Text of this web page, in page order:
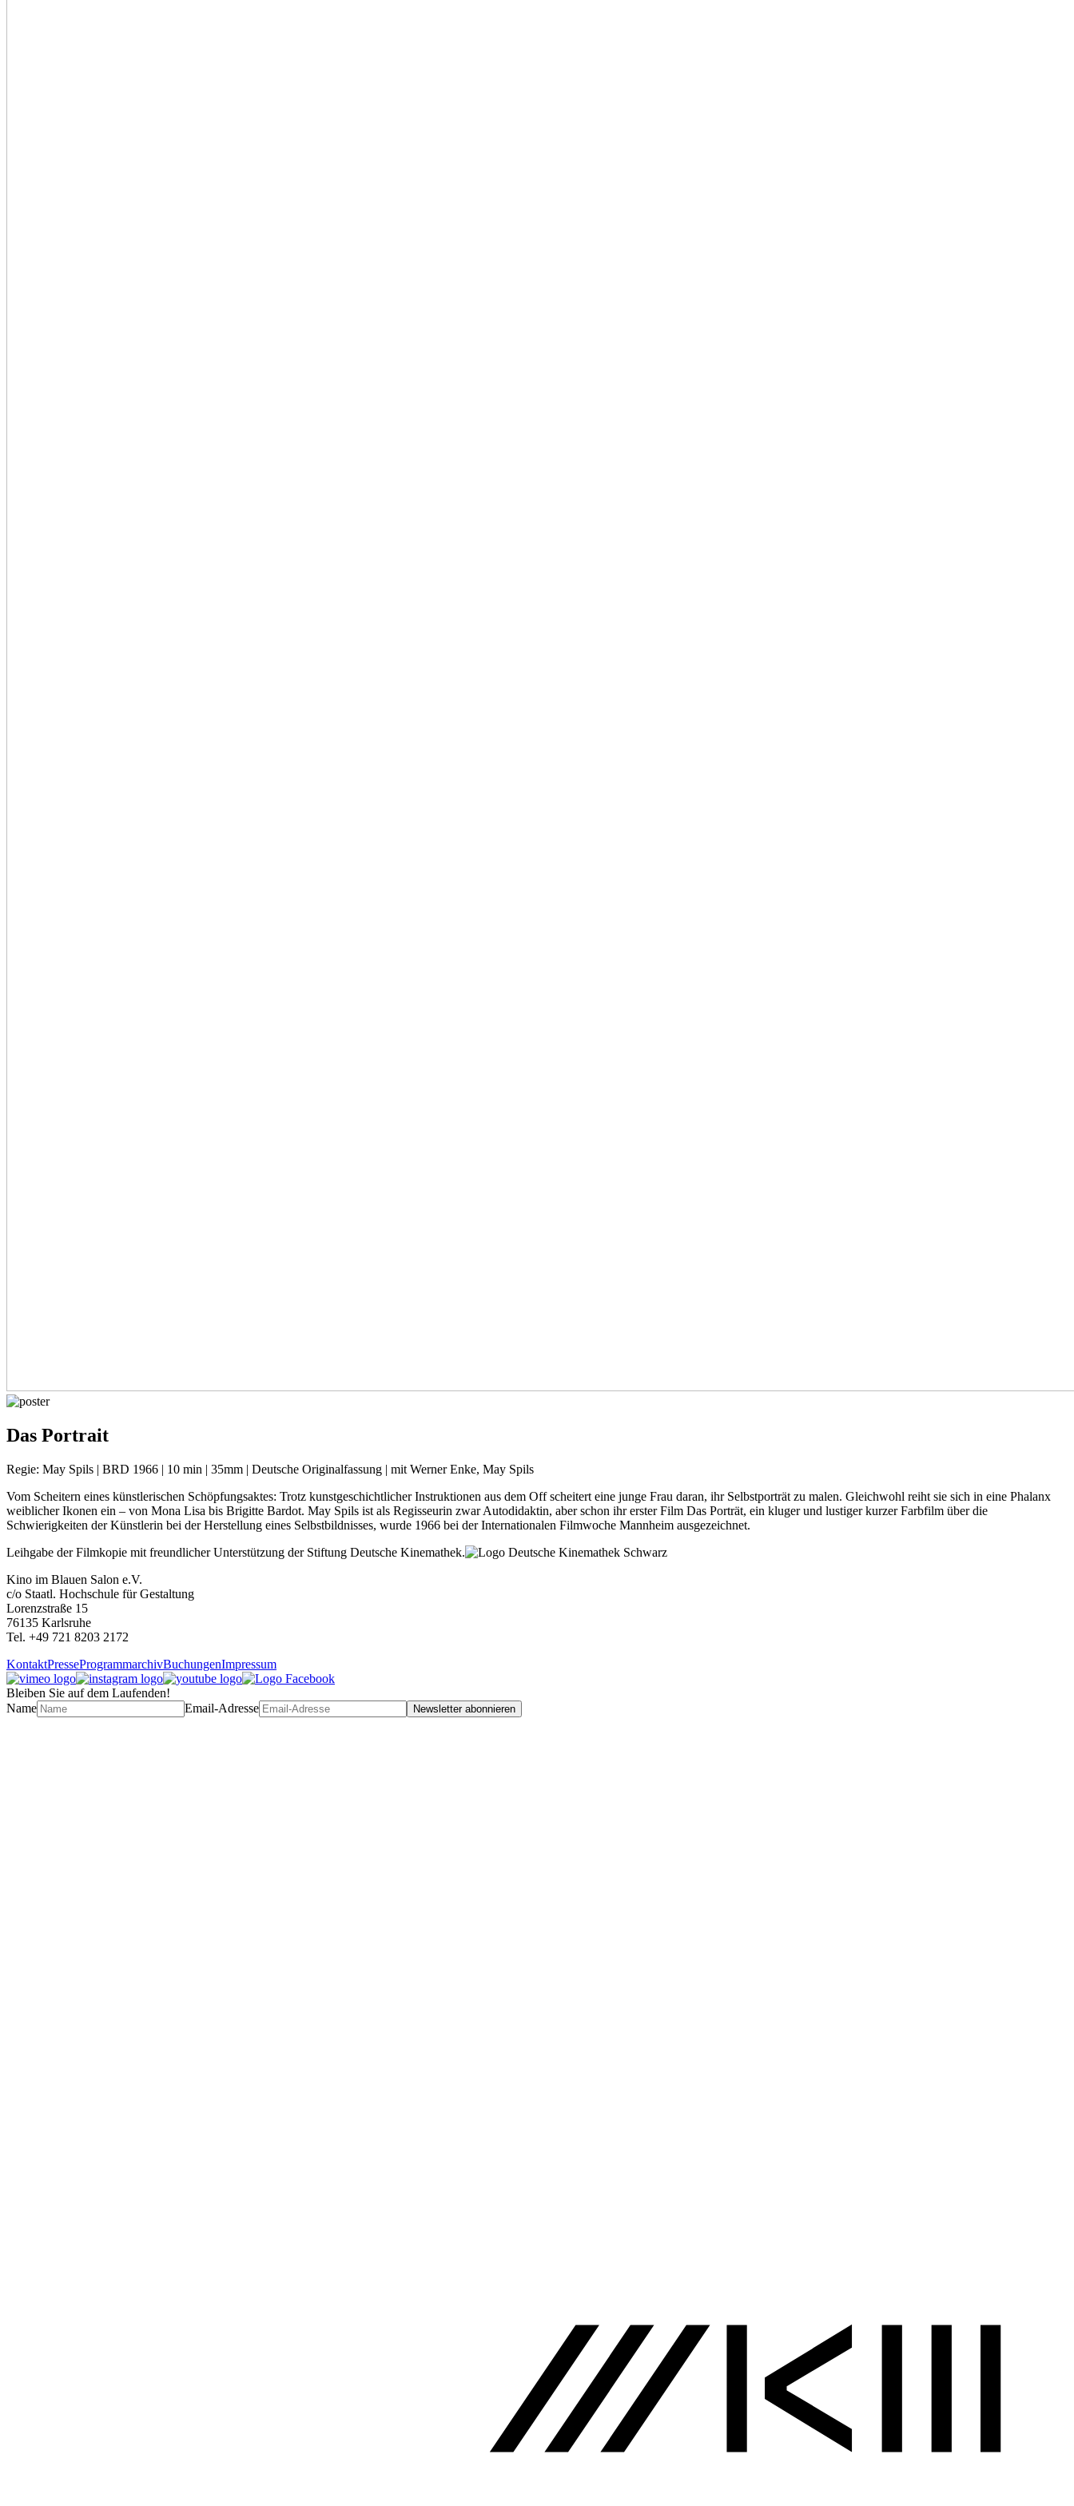
Das Portrait
Regie: May Spils | BRD 1966 | 10 min | 35mm | Deutsche Originalfassung | mit Werner Enke, May Spils
Vom Scheitern eines künstlerischen Schöpfungsaktes: Trotz kunstgeschichtlicher Instruktionen aus dem Off scheitert eine junge Frau da­ran, ihr Selbstporträt zu malen. Gleichwohl reiht sie sich in eine Pha­lanx
weiblicher Ikonen ein – von Mona Lisa bis Brigitte Bardot. May Spils ist als Regisseurin zwar Autodidaktin, aber schon ihr erster Film Das Porträt, ein kluger und lustiger kurzer Farbfilm über die
Schwierigkeiten der Künstlerin bei der Herstellung eines Selbstbildnisses, wurde 1966 bei der Internationalen Filmwoche Mannheim ausgezeichnet.
Leihgabe der Filmkopie mit freundlicher Unterstützung der Stiftung Deutsche Kinemathek.
Kino im Blauen Salon e.V.
c/o Staatl. Hochschule für Gestaltung
Lorenzstraße 15
76135 Karlsruhe
Tel. +49 721 8203 2172
KontaktPresseProgrammarchivBuchungenImpressum
Bleiben Sie auf dem Laufenden!
Name
Email-Adresse Newsletter abonnieren